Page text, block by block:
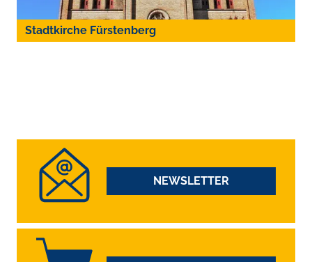
Stadtkirche Fürstenberg
NEWSLETTER